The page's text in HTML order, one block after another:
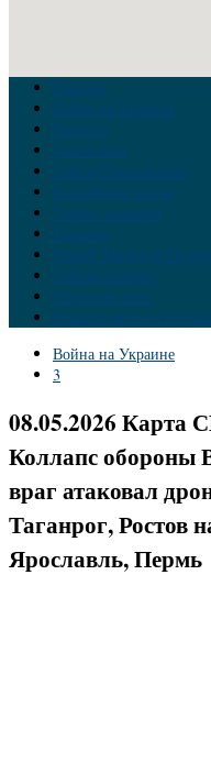
Главная
Война на Украине
Новости
Аналитика
Тайны Геополитики
Российские элиты
Теория заговора
Украина
Новый Мировой
Тайны истории
Обратная связь
Правила
Война на Украине
3
08.05.2026 Карта
Коллапс обороны
враг атаковал
Таганрог, Ростов
Ярославль, Пермь